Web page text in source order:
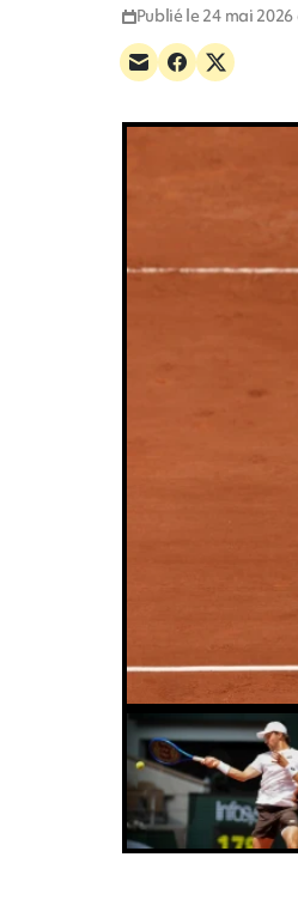
Publié le 24 mai 2026